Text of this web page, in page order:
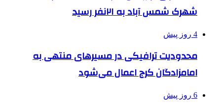
شهرک شمس آباد به ۲۱نفر رسید
4 روز پیش
محدودیت ترافیکی در مسیرهای منتهی به
امامزادگان کرج اعمال می‌شود
6 روز پیش